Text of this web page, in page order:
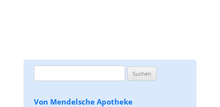
nach:
Von Mendelsche Apotheke